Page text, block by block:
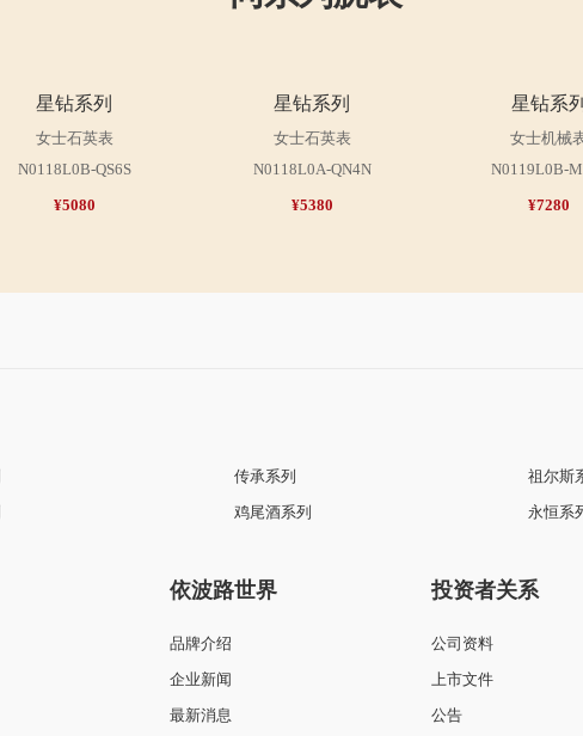
星钻系列
女士石英表
N0118L0B-QS6S
¥5080
星钻系列
女士石英表
N0118L0A-QN4N
¥5380
星钻系
女士机械
N0119L0B-
¥7280
传承系列
祖尔斯
鸡尾酒系列 永恒系
依波路世界
品牌介绍
企业新闻
最新消息
投资者关系
公司资料
上市文件
公告